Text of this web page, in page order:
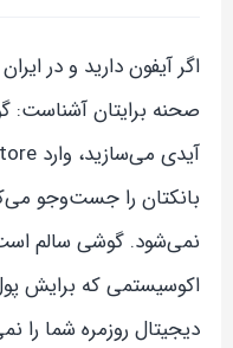
اگر آیفون دارید و در
صحنه برایتان آشناست:
بانکتان را جست‌وجو
نمی‌شود. گوشی سالم
اکوسیستمی که برایش
دیجیتال روزمره شما را